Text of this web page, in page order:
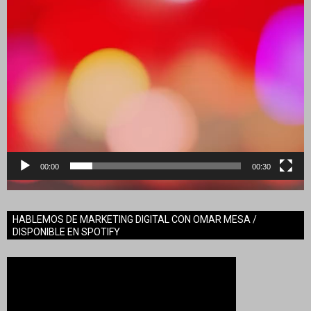
00:00 00:30
HABLEMOS DE MARKETING DIGITAL CON OMAR MESA /
DISPONIBLE EN SPOTIFY